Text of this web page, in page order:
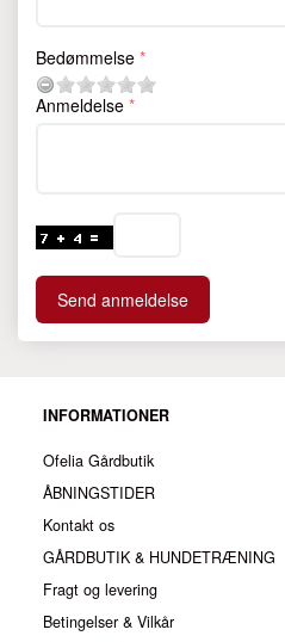
Bedømmelse
Anmeldelse
Send anmeldelse
INFORMATIONER
Ofelia Gårdbutik
ÅBNINGSTIDER
Kontakt os
GÅRDBUTIK & HUNDETRÆNING
Fragt og levering
Betingelser & Vilkår